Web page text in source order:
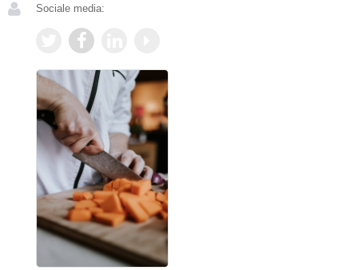
Sociale media: